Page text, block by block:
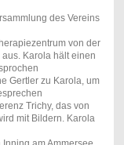
des Vereins
von der
Karola hält einen
zu Karola, um
Trichy, das von
mit Bildern. Karola